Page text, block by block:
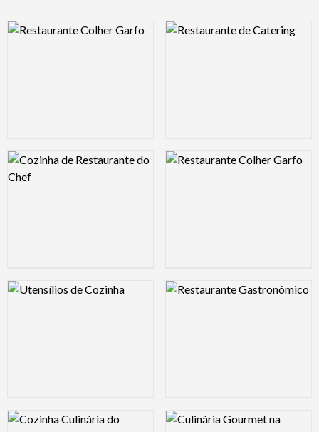
Logo Preview Image Logo Preview Image
Logo Preview Image Logo Preview Image
Logo Preview Image Logo Preview Image
Logo Preview Image Logo Preview Image